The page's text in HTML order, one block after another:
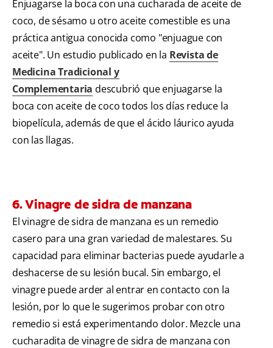
Enjuagarse la boca con una cucharada de aceite de
coco, de sésamo u otro aceite comestible es una
práctica antigua conocida como "enjuague con
aceite". Un estudio publicado en la Revista de
Medicina Tradicional y
Complementaria descubrió que enjuagarse la
boca con aceite de coco todos los días reduce la
biopelícula, además de que el ácido láurico ayuda
con las llagas.
6. Vinagre de sidra de manzana
El vinagre de sidra de manzana es un remedio
casero para una gran variedad de malestares. Su
capacidad para eliminar bacterias puede ayudarle a
deshacerse de su lesión bucal. Sin embargo, el
vinagre puede arder al entrar en contacto con la
lesión, por lo que le sugerimos probar con otro
remedio si está experimentando dolor. Mezcle una
cucharadita de vinagre de sidra de manzana con